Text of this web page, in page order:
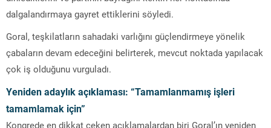
dalgalandırmaya gayret ettiklerini söyledi.
Goral, teşkilatların sahadaki varlığını güçlendirmeye yönelik
çabaların devam edeceğini belirterek, mevcut noktada yapılacak
çok iş olduğunu vurguladı.
Yeniden adaylık açıklaması: “Tamamlanmamış işleri
tamamlamak için”
Kongrede en dikkat çeken açıklamalardan biri Goral’ın yeniden